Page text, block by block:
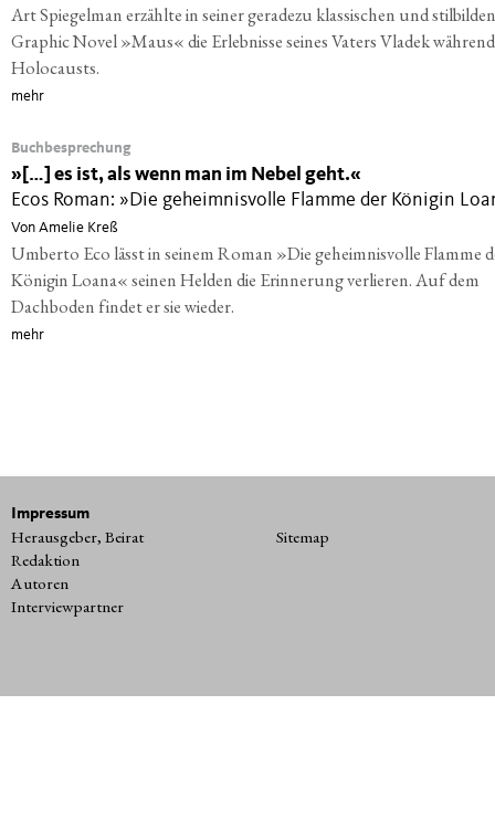
Art Spiegelman erzählte in seiner geradezu klassischen und
Graphic Novel »Maus« die Erlebnisse seines Vaters Vladek
Holocausts.
mehr
Buchbesprechung
» […] es ist, als wenn man im Nebel geht.«
Ecos Roman: »Die geheimnisvolle Flamme der Königin
Von Amelie Kreß
Umberto Eco lässt in seinem Roman »Die geheimnisvolle Flamme
Königin Loana« seinen Helden die Erinnerung verlieren. Auf dem
Dachboden findet er sie wieder.
mehr
Impressum
Herausgeber, Beirat
Redaktion
Autoren
Interviewpartner
Sitemap